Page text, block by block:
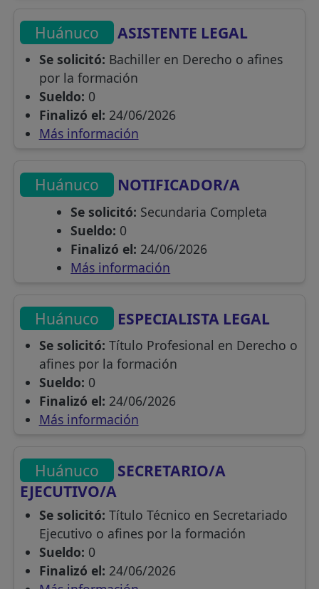
Huánuco ASISTENTE LEGAL
Se solicitó: Bachiller en Derecho o afines
por la formación
Sueldo: 0
Finalizó el: 24/06/2026
Más información
Huánuco NOTIFICADOR/A
Se solicitó: Secundaria Completa
Sueldo: 0
Finalizó el: 24/06/2026
Más información
Huánuco ESPECIALISTA LEGAL
Se solicitó: Título Profesional en Derecho o
afines por la formación
Sueldo: 0
Finalizó el: 24/06/2026
Más información
Huánuco
SECRETARIO/A
EJECUTIVO/A
Se solicitó: Título Técnico en Secretariado
Ejecutivo o afines por la formación
Sueldo: 0
Finalizó el: 24/06/2026